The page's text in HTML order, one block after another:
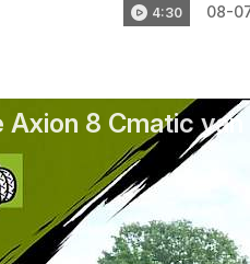
4:30 08-
Axion 8 Cmatic